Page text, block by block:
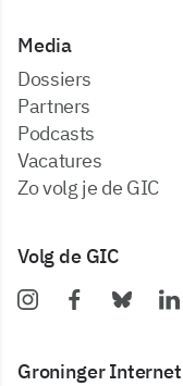
Media
dossiers
partners
podcasts
vacatures
zo volg je de GIC
Volg de GIC
Groninger